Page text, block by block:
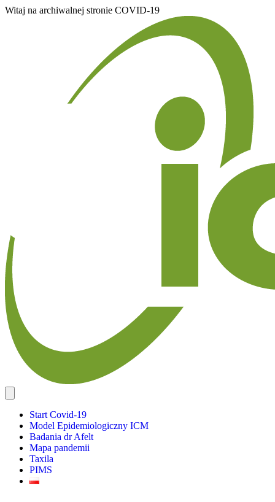
Witaj na archiwalnej stronie COVID-19
Start Covid-19
Model Epidemiologiczny ICM
Badania dr Afelt
Mapa pandemii
Taxila
PIMS